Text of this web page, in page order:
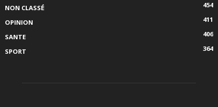
NON CLASSÉ
454
OPINION
411
SANTE
406
SPORT
364